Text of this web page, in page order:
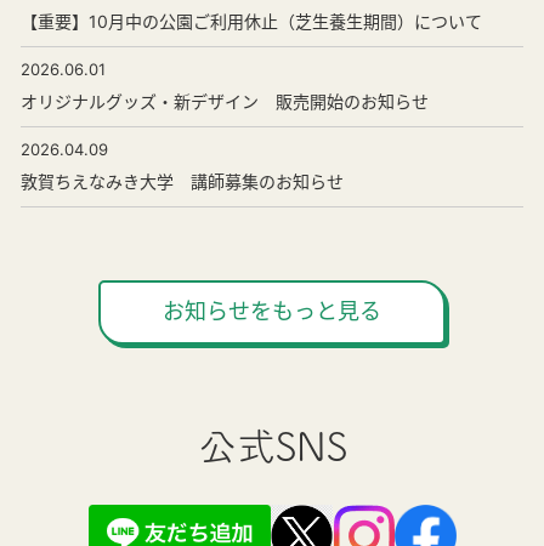
【重要】10月中の公園ご利用休止（芝生養生期間）について
2026.06.01
オリジナルグッズ・新デザイン 販売開始のお知らせ
2026.04.09
敦賀ちえなみき大学 講師募集のお知らせ
お知らせをもっと見る
公式SNS